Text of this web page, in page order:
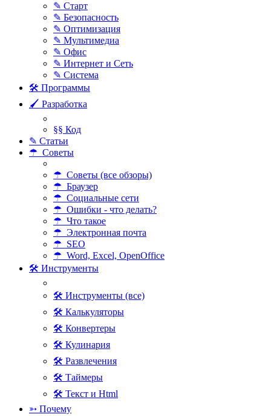
✎ Старт
✎ Безопасность
✎ Оптимизация
✎ Мультимедиа
✎ Офис
✎ Интернет и Сеть
✎ Система
🛠 Программы
🖌 Разработка
§§ Код
✎ Статьи
☂ Советы
☂ Советы (все обзоры)
☂ Браузер
☂ Социальные сети
☂ Ошибки - что делать?
☂ Что такое
☂ Электронная почта
☂ SEO
☂ Word, Excel, OpenOffice
🛠 Инструменты
🛠 Инструменты (все)
🛠 Калькуляторы
🛠 Конвертеры
🛠 Кулинария
🛠 Развлечения
🛠 Таймеры
🛠 Текст и Html
➳ Почему